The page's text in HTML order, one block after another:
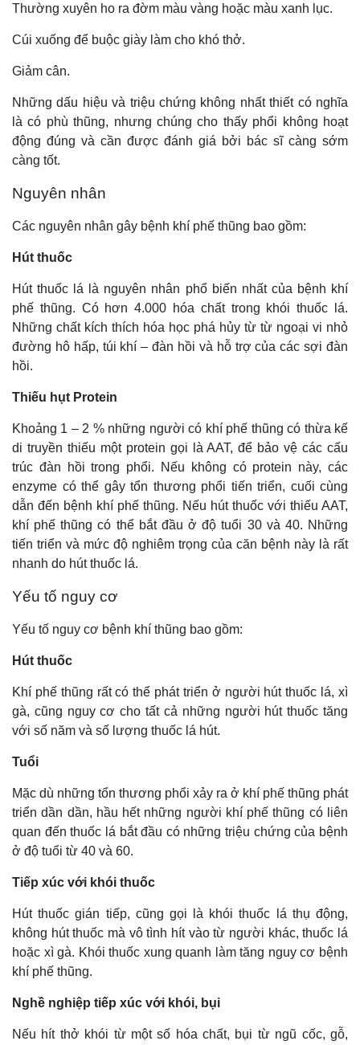
Thường xuyên ho ra đờm màu vàng hoặc màu xanh lục.
Cúi xuống để buộc giày làm cho khó thở.
Giảm cân.
Những dấu hiệu và triệu chứng không nhất thiết có nghĩa
là có phù thũng, nhưng chúng cho thấy phổi không hoạt
động đúng và cần được đánh giá bởi bác sĩ càng sớm
càng tốt.
Nguyên nhân
Các nguyên nhân gây bệnh khí phế thũng bao gồm:
Hút thuốc
Hút thuốc lá là nguyên nhân phổ biến nhất của bệnh khí
phế thũng. Có hơn 4.000 hóa chất trong khói thuốc lá.
Những chất kích thích hóa học phá hủy từ từ ngoại vi nhỏ
đường hô hấp, túi khí – đàn hồi và hỗ trợ của các sợi đàn
hồi.
Thiếu hụt Protein
Khoảng 1 – 2 % những người có khí phế thũng có thừa kế
di truyền thiếu một protein gọi là AAT, để bảo vệ các cấu
trúc đàn hồi trong phổi. Nếu không có protein này, các
enzyme có thể gây tổn thương phổi tiến triển, cuối cùng
dẫn đến bệnh khí phế thũng. Nếu hút thuốc với thiếu AAT,
khí phế thũng có thể bắt đầu ở độ tuổi 30 và 40. Những
tiến triển và mức độ nghiêm trọng của căn bệnh này là rất
nhanh do hút thuốc lá.
Yếu tố nguy cơ
Yếu tố nguy cơ bệnh khí thũng bao gồm:
Hút thuốc
Khí phế thũng rất có thể phát triển ở người hút thuốc lá, xì
gà, cũng nguy cơ cho tất cả những người hút thuốc tăng
với số năm và số lượng thuốc lá hút.
Tuổi
Mặc dù những tổn thương phổi xảy ra ở khí phế thũng phát
triển dần dần, hầu hết những người khí phế thũng có liên
quan đến thuốc lá bắt đầu có những triệu chứng của bệnh
ở độ tuổi từ 40 và 60.
Tiếp xúc với khói thuốc
Hút thuốc gián tiếp, cũng gọi là khói thuốc lá thụ động,
không hút thuốc mà vô tình hít vào từ người khác, thuốc lá
hoặc xì gà. Khói thuốc xung quanh làm tăng nguy cơ bệnh
khí phế thũng.
Nghề nghiệp tiếp xúc với khói, bụi
Nếu hít thở khói từ một số hóa chất, bụi từ ngũ cốc, gỗ,